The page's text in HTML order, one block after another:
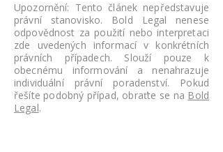
Upozornění: Tento článek nepředstavuje
právní stanovisko. Bold Legal nenese
odpovědnost za použití nebo interpretaci
zde uvedených informací v konkrétních
právních případech. Slouží pouze k
obecnému informování a nenahrazuje
individuální právní poradenství. Pokud
řešíte podobný případ, obraťte se na Bold
Legal.